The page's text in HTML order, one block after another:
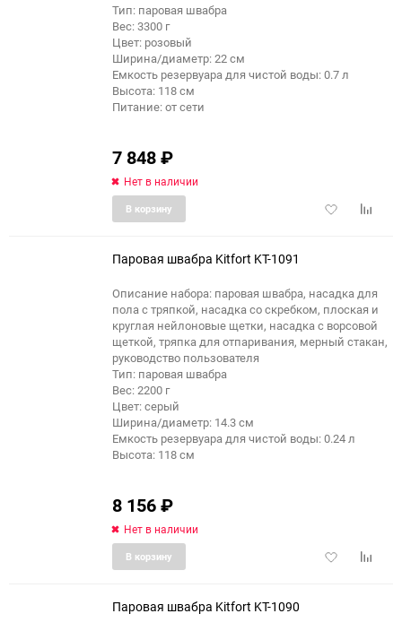
Тип: паровая швабра
Вес: 3300 г
Цвет: розовый
Ширина/диаметр: 22 см
Емкость резервуара для чистой воды: 0.7 л
Высота: 118 см
Питание: от сети
7 848₽
Нет в наличии
Добавить
В корзину
Паровая швабра Kitfort KT-1091
Описание набора: паровая швабра, насадка для
пола с тряпкой, насадка со скребком, плоская и
круглая нейлоновые щетки, насадка с ворсовой
щеткой, тряпка для отпаривания, мерный стакан,
руководство пользователя
Тип: паровая швабра
Вес: 2200 г
Цвет: серый
Ширина/диаметр: 14.3 см
Емкость резервуара для чистой воды: 0.24 л
Высота: 118 см
8 156₽
Нет в наличии
Добавить
В корзину
Паровая швабра Kitfort KT-1090